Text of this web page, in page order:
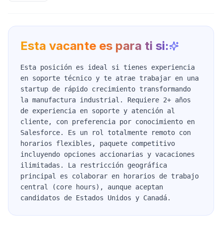
Esta vacante es para ti si:
Esta posición es ideal si tienes experiencia
en soporte técnico y te atrae trabajar en una
startup de rápido crecimiento transformando
la manufactura industrial. Requiere 2+ años
de experiencia en soporte y atención al
cliente, con preferencia por conocimiento en
Salesforce. Es un rol totalmente remoto con
horarios flexibles, paquete competitivo
incluyendo opciones accionarias y vacaciones
ilimitadas. La restricción geográfica
principal es colaborar en horarios de trabajo
central (core hours), aunque aceptan
candidatos de Estados Unidos y Canadá.